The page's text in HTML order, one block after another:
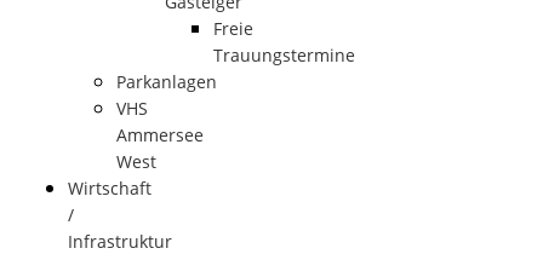
Freie
Trauungstermine
Parkanlagen
VHS
Ammersee
West
Wirtschaft
/
Infrastruktur